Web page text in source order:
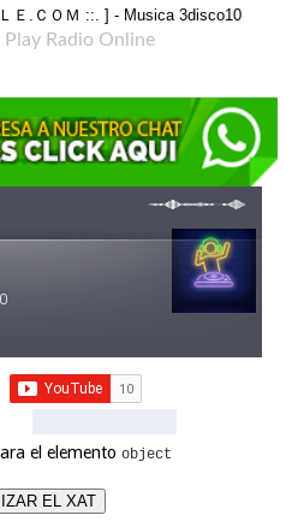
Play Radio Online
el elementoobject
EL XAT